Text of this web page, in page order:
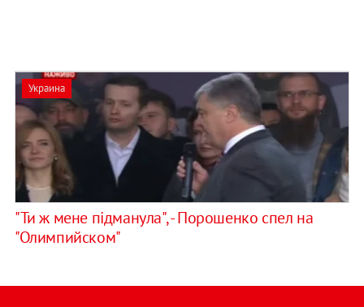
Украина
"Ти ж мене підманула", - Порошенко спел на
"Олимпийском"